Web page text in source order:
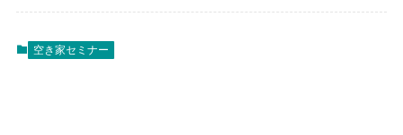
空き家セミナー